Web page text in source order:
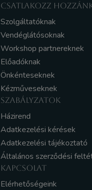
CSATLAKOZZ
Szolgáltatóknak
Vendéglátósoknak
Workshop partnereknek
Előadóknak
Önkénteseknek
Kézműveseknek
SZABÁLYZATOK
Házirend
Adatkezelési kérések
Adatkezelési tájékoztató
Általános szerződési
KAPCSOLAT
Elérhetőségeink